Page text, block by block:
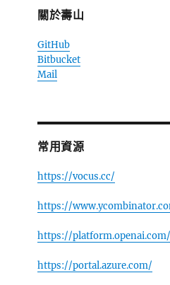
關於壽山
GitHub
Bitbucket
Mail
常用資源
https://vocus.cc/
https://
https://platform.openai.com/
https://portal.azure.com/